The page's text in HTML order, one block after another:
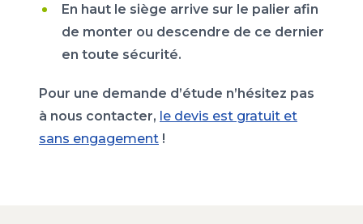
En haut le siège arrive sur le palier afin
de monter ou descendre de ce dernier
en toute sécurité.
Pour une demande d’étude n’hésitez pas
à nous contacter, le devis est gratuit et
sans engagement !